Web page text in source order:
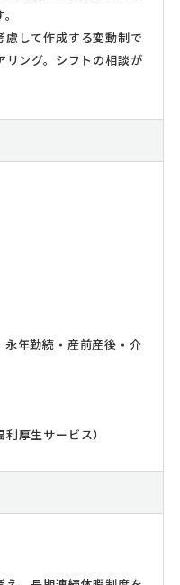
して作成する変動制で
リング。シフトの相談が
永年勤続・産前産後・介
厚生サービス）